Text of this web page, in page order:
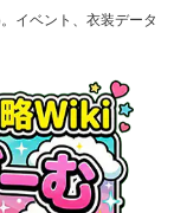
イベント、衣装データ